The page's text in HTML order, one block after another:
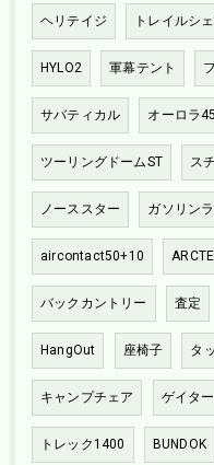
ヘリテイジ トレイルシ
HYLO2 軍幕テント
サバティカル オーロラ
ツーリングドームST ス
ノーススター ガソリン
aircontact50+10
バックカントリー 査定
HangOut 座椅子 タ
キャンプチェア ゲイター
トレック1400 BUNDOK